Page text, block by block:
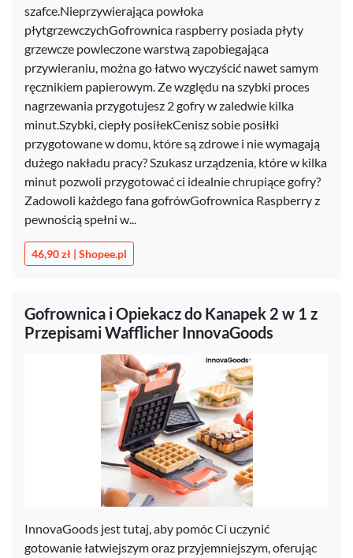
szafce.Nieprzywierająca powłoka
płytgrzewczychGofrownica raspberry posiada płyty
grzewcze powleczone warstwą zapobiegająca
przywieraniu, można go łatwo wyczyścić nawet samym
ręcznikiem papierowym. Ze względu na szybki proces
nagrzewania przygotujesz 2 gofry w zaledwie kilka
minut.Szybki, ciepły posiłekCenisz sobie posiłki
przygotowane w domu, które są zdrowe i nie wymagają
dużego nakładu pracy? Szukasz urządzenia, które w kilka
minut pozwoli przygotować ci idealnie chrupiące gofry?
Zadowoli każdego fana gofrówGofrownica Raspberry z
pewnością spełni w...
46,90 zł | Shopee.pl
Gofrownica i Opiekacz do Kanapek 2 w 1 z
Przepisami Wafflicher InnovaGoods
InnovaGoods jest tutaj, aby pomóc Ci uczynić
gotowanie łatwiejszym oraz przyjemniejszym, oferując